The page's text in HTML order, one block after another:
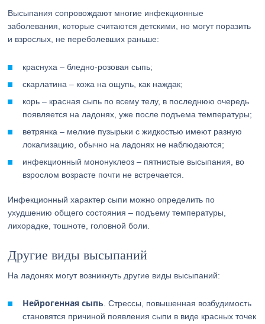
Высыпания сопровождают многие инфекционные
заболевания, которые считаются детскими, но могут поразить
и взрослых, не переболевших раньше:
краснуха – бледно-розовая сыпь;
скарлатина – кожа на ощупь, как наждак;
корь – красная сыпь по всему телу, в последнюю очередь
появляется на ладонях, уже после подъема температуры;
ветрянка – мелкие пузырьки с жидкостью имеют разную
локализацию, обычно на ладонях не наблюдаются;
инфекционный мононуклеоз – пятнистые высыпания, во
взрослом возрасте почти не встречается.
Инфекционный характер сыпи можно определить по
ухудшению общего состояния – подъему температуры,
лихорадке, тошноте, головной боли.
Другие виды высыпаний
На ладонях могут возникнуть другие виды высыпаний:
Нейрогенная сыпь . Стрессы, повышенная возбудимость
становятся причиной появления сыпи в виде красных точек